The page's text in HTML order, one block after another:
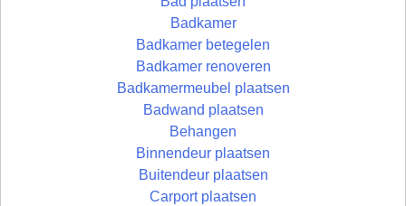
Badkamer
Badkamer betegelen
Badkamer renoveren
Badkamermeubel plaatsen
Badwand plaatsen
Behangen
Binnendeur plaatsen
Buitendeur plaatsen
Carport plaatsen